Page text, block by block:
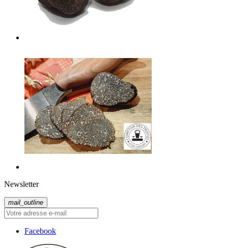
Newsletter
mail_outline
Facebook